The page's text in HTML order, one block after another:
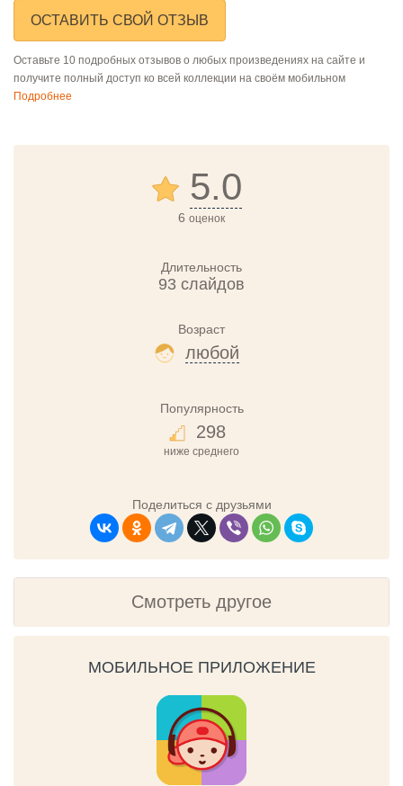
ОСТАВИТЬ СВОЙ ОТЗЫВ
Оставьте 10 подробных отзывов о любых произведениях на сайте и
получите полный доступ ко всей коллекции на своём мобильном
Подробнее
5.0
6 оценок
Длительность
93 слайдов
Возраст
любой
Популярность
298
ниже среднего
Поделиться с друзьями
Смотреть другое
МОБИЛЬНОЕ ПРИЛОЖЕНИЕ